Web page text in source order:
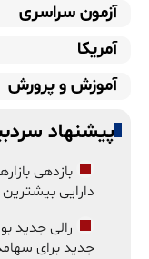
آزمون سراسری
آمریکا
آموزش و پرورش
پیشنهاد
دارایی
رالی جدید
جدید برای